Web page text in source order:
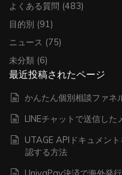
よくある質問 (483)
目的別 (91)
ニュース (75)
未分類 (6)
最近投稿されたページ
かんたん個別相談ファネ
LINEチャットで送信した
UTAGE APIドキュメン
認する方法